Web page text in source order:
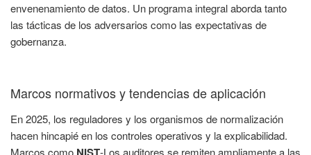
envenenamiento de datos. Un programa integral aborda tanto
las tácticas de los adversarios como las expectativas de
gobernanza.
Marcos normativos y tendencias de aplicación
En 2025, los reguladores y los organismos de normalización
hacen hincapié en los controles operativos y la explicabilidad.